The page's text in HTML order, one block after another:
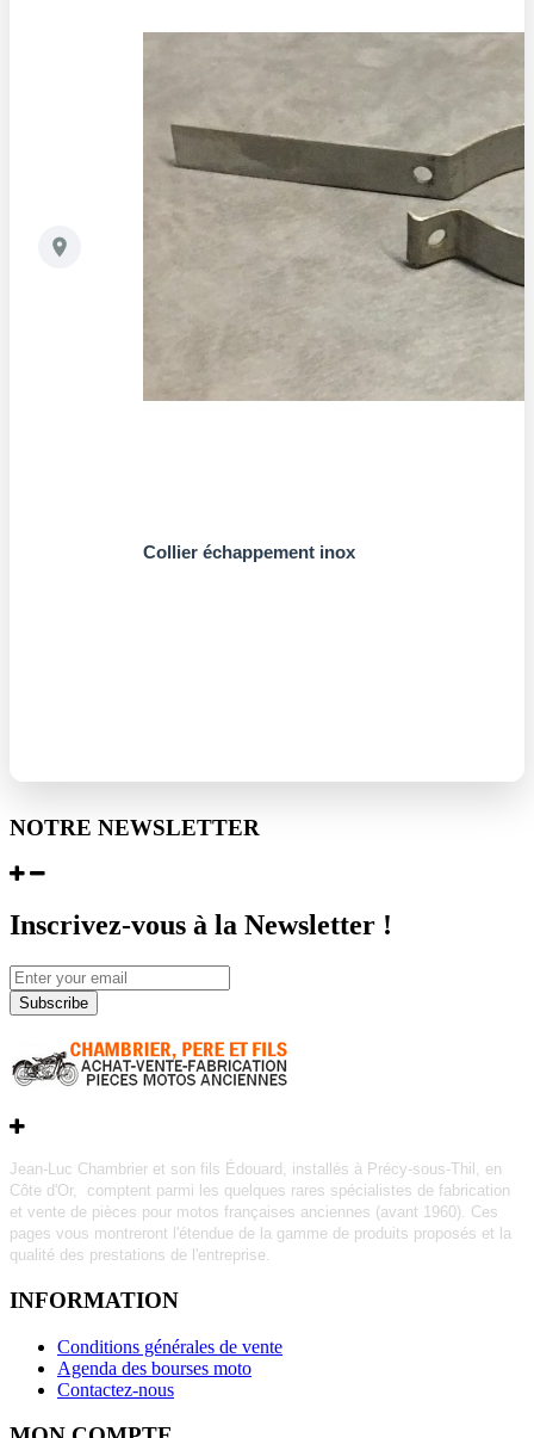
Collier échappement inox
NOTRE NEWSLETTER
Inscrivez-vous à la Newsletter !
Subscribe
Jean-Luc Chambrier et son fils Édouard, installés à Précy-sous-Thil, en
Côte d'Or, comptent parmi les quelques rares spécialistes de fabrication
et vente de pièces pour motos françaises anciennes (avant 1960). Ces
pages vous montreront l'étendue de la gamme de produits proposés et la
qualité des prestations de l'entreprise.
INFORMATION
Conditions générales de vente
Agenda des bourses moto
Contactez-nous